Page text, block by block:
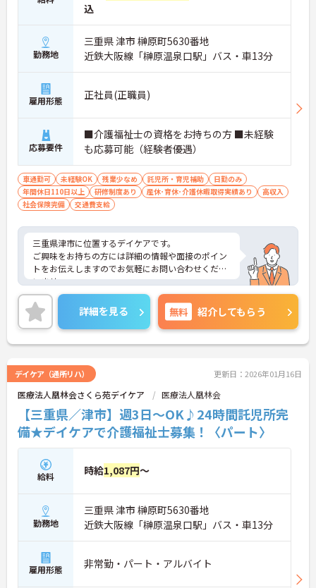
込
勤務地
三重県 津市 榊原町5630番地
近鉄大阪線「榊原温泉口駅」バス・車13分
雇用形態 正社員(正職員)
応募要件
■介護福祉士の資格をお持ちの方 ■未経験
も応募可能（経験者優遇）
車通勤可 未経験OK 残業少なめ 託児所・育児補助
日勤のみ
年間休日110日以上
研修制度あり 産休･育休･介護休暇取得実績あり
高収入
社会保険完備
交通費支給
三重県津市に位置するデイケアです。
ご興味をお持ちの方には詳細の情報や面接のポイン
トをお伝えしますのでお気軽にお問い合わせくださ
いませ。
詳細を見る 無料 紹介してもらう
デイケア（通所リハ） 更新日：2026年01月16日
医療法人凰林会さくら苑デイケア 医療法人凰林会
【三重県／津市】週3日～OK♪24時間託児所完
備★デイケアで介護福祉士募集！〈パート〉
給料 時給1,087円～
勤務地
三重県 津市 榊原町5630番地
近鉄大阪線「榊原温泉口駅」バス・車13分
雇用形態 非常勤・パート・アルバイト